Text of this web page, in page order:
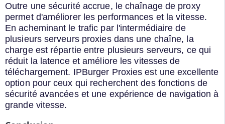
Outre une sécurité accrue, le chaînage de proxy
permet d'améliorer les performances et la vitesse.
En acheminant le trafic par l'intermédiaire de
plusieurs serveurs proxies dans une chaîne, la
charge est répartie entre plusieurs serveurs, ce qui
réduit la latence et améliore les vitesses de
téléchargement. IPBurger Proxies est une excellente
option pour ceux qui recherchent des fonctions de
sécurité avancées et une expérience de navigation à
grande vitesse.